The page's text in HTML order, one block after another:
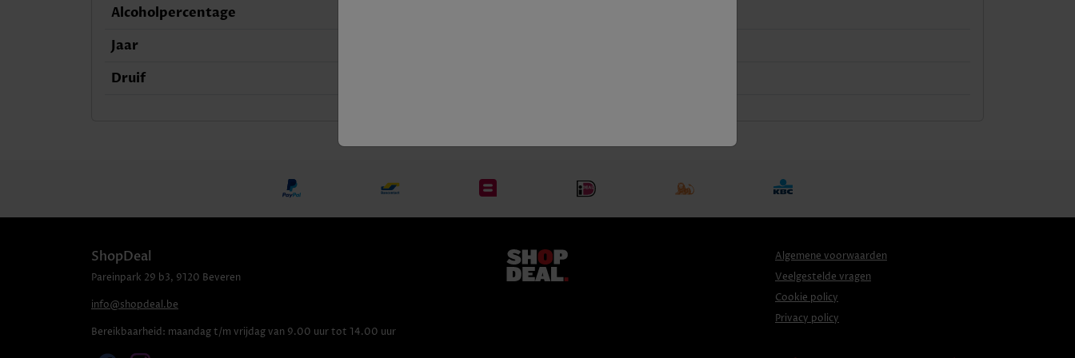
Alcoholpercentage
Jaar
Druif
ShopDeal
Pareinpark 29 b3, 9120 Beveren
info@shopdeal.be
Bereikbaarheid: maandag t/m vrijdag van 9.00 uur tot 14.00 uur
Algemene voorwaarden
Veelgestelde vragen
Cookie policy
Privacy policy